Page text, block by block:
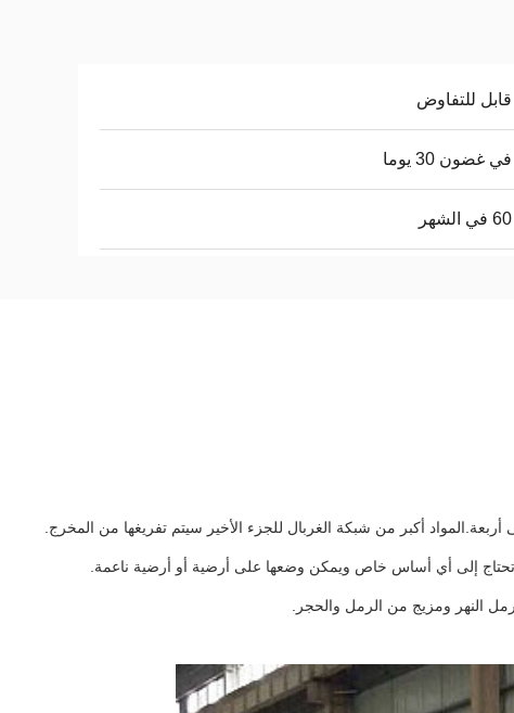
قابل للتفاوض
في غضون 30 يوما
60 في الشهر
أكبر من شبكة الغربال للجزء الأخير سيتم تفريغها من المخرج.
تحتاج إلى أي أساس خاص ويمكن وضعها على أرضية أو أرضية ناعمة.